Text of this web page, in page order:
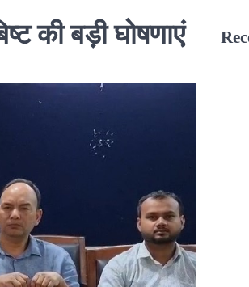
की बड़ी घोषणाएं